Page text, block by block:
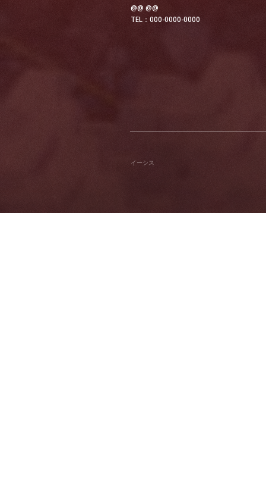
@@ @@
TEL：000-0000-0000
イーシス